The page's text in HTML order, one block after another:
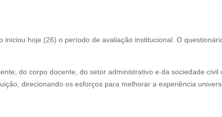
iniciou hoje (26) o período de avaliação institucional. O
do corpo docente, do setor administrativo e da sociedade
direcionando os esforços para melhorar a experiência